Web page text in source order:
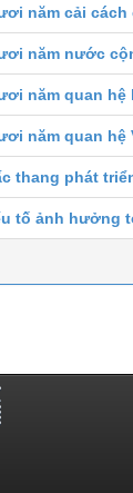
năm cải
năm nước
năm quan hệ
năm quan hệ
thang phát
tố ảnh hưởng